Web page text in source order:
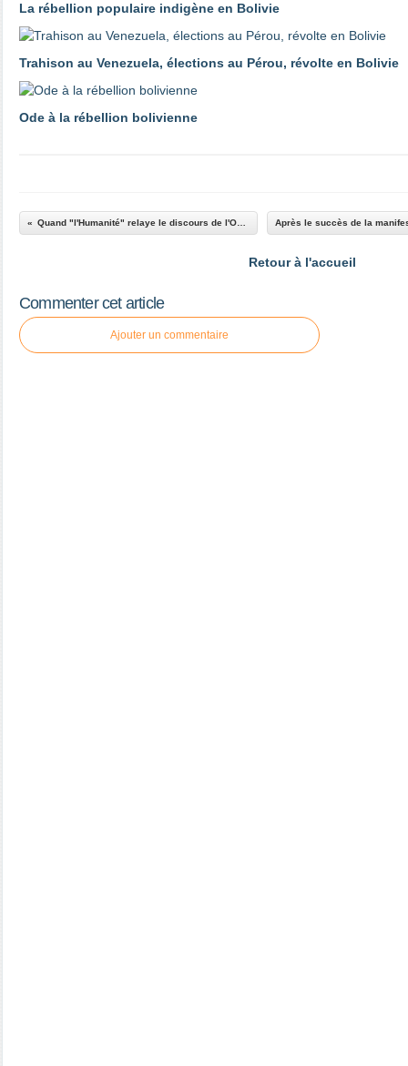
La rébellion populaire indigène en Bolivie
Trahison au Venezuela, élections au Pérou, révolte en Bolivie
Ode à la rébellion bolivienne
Retour à l'accueil
Commenter cet article
Ajouter un commentaire